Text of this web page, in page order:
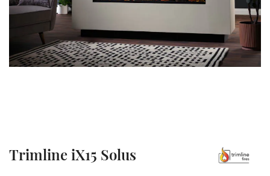
Ga
naar
Trimline iX15 Solus